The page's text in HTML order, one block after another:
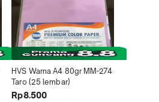
HVS Warna A4 80gr MM-274
Taro (25 lembar)
Rp8.500